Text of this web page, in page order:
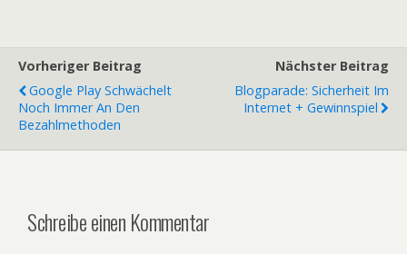
Vorheriger Beitrag
Google Play Schwächelt
Noch Immer An Den
Bezahlmethoden
Nächster Beitrag
Blogparade: Sicherheit Im
Internet + Gewinnspiel
Schreibe einen Kommentar